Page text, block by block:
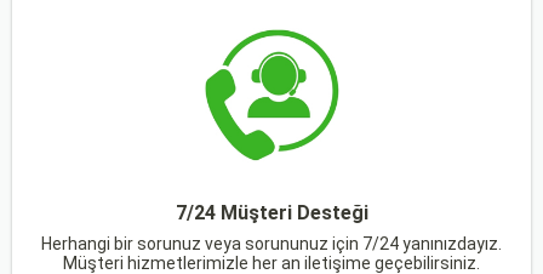
7/24 Müşteri Desteği
Herhangi bir sorunuz veya sorununuz için 7/24 yanınızdayız.
Müşteri hizmetlerimizle her an iletişime geçebilirsiniz.